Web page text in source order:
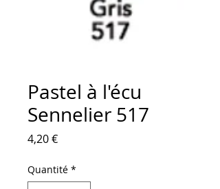
Pastel à l'écu
Sennelier 517
4,20 €Prix
Quantité *